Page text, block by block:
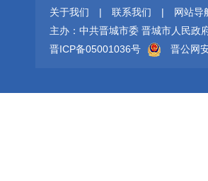
关于我们 | 联系我们 | 网站导
主办：中共晋城市委 晋城市人民政
晋ICP备05001036号
晋公网